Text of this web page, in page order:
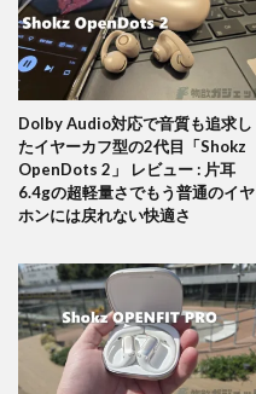
Dolby Audio対応で音質も追求し
たイヤーカフ型の2代目「Shokz
OpenDots 2」 レビュー : 片耳
6.4gの超軽量さでもう普通のイヤ
ホンには戻れない快適さ